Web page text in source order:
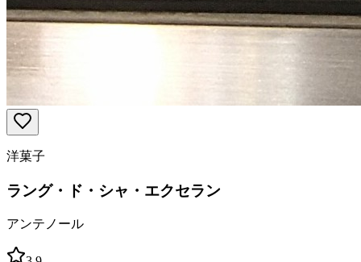
洋菓子
ラング・ド・シャ・エクセラン
アンテノール